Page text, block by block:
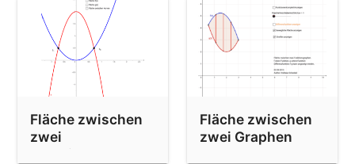
Fläche zwischen
zwei
Funktionsgraphen
Fläche zwischen
zwei Graphen